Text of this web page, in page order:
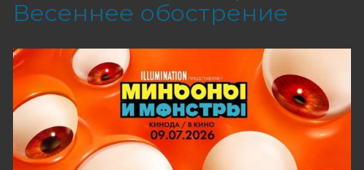
Весеннее обострение